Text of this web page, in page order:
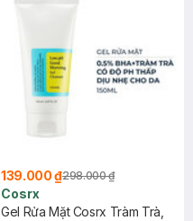
139.000 ₫298.000 ₫
Cosrx
Gel Rửa Mặt Cosrx Tràm Trà,